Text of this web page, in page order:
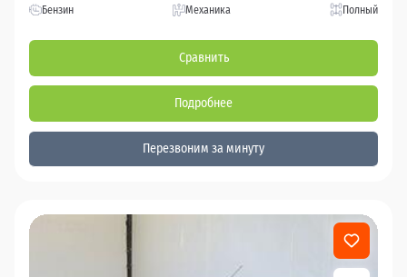
Бензин Механика Полный
Сравнить
Подробнее
Перезвоним за минуту